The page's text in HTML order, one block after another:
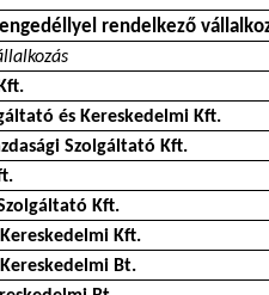
engedéllyel rendelkező
és Kereskedelmi Kft.
Szolgáltató Kft.
Kft.
Kft.
Bt.